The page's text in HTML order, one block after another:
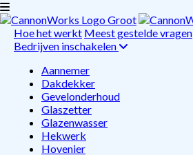
Hoe het werkt Meest gestelde vragen
Bedrijven inschakelen
Aannemer
Dakdekker
Gevelonderhoud
Glaszetter
Glazenwasser
Hekwerk
Hovenier